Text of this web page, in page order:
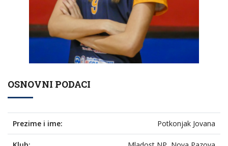
OSNOVNI PODACI
Prezime i ime: Potkonjak Jovana